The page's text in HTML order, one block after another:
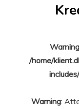
Warning
/home/
Warning: